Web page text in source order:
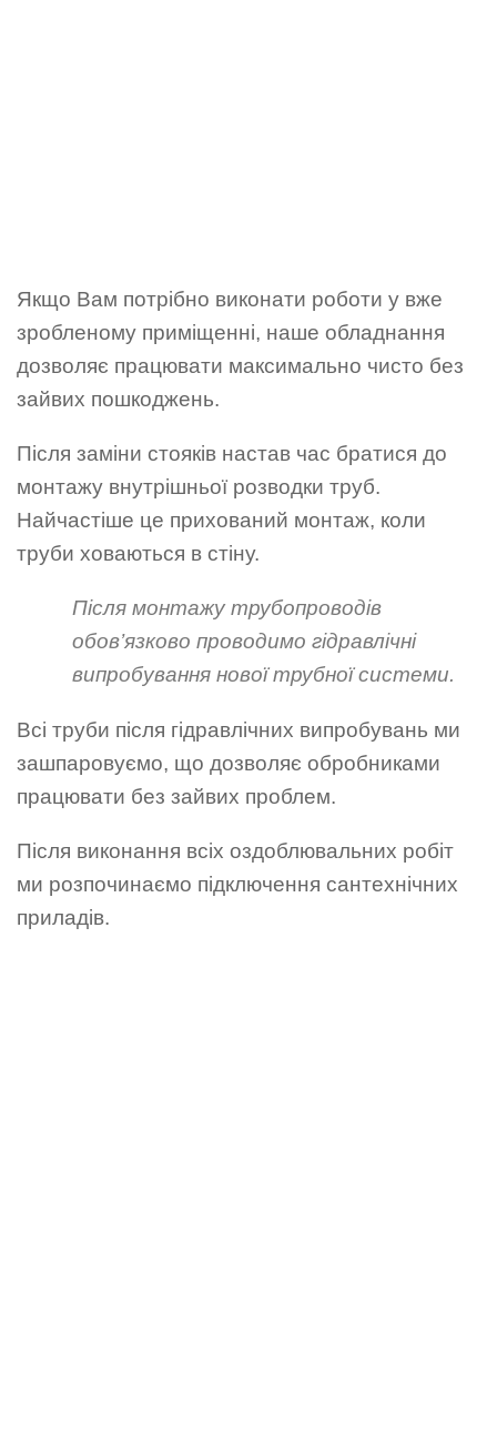
Якщо Вам потрібно виконати роботи у вже
зробленому приміщенні, наше обладнання
дозволяє працювати максимально чисто без
зайвих пошкоджень.
Після заміни стояків настав час братися до
монтажу внутрішньої розводки труб.
Найчастіше це прихований монтаж, коли
труби ховаються в стіну.
Після монтажу трубопроводів
обов’язково проводимо гідравлічні
випробування нової трубної системи.
Всі труби після гідравлічних випробувань ми
зашпаровуємо, що дозволяє обробниками
працювати без зайвих проблем.
Після виконання всіх оздоблювальних робіт
ми розпочинаємо підключення сантехнічних
приладів.